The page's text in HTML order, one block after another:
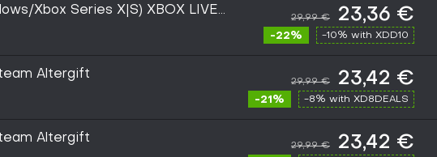
Xbox Series X|S) XBOX LIVE
29,99 € 23,36 €
-22% -10% with XDD10
Altergift
29,99 € 23,42 €
-21% -8% with XD8DEALS
Altergift
29,99 € 23,42 €